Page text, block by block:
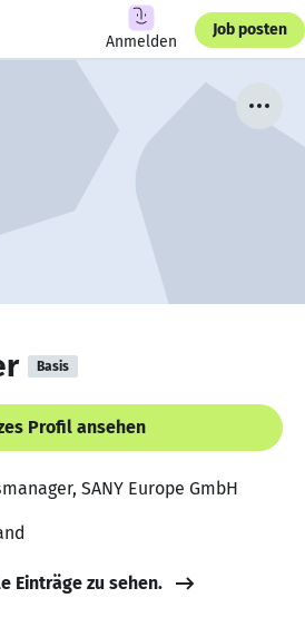
Anmelden
Job posten
Basis
Profil ansehen
SANY Europe GmbH
Einträge zu sehen.